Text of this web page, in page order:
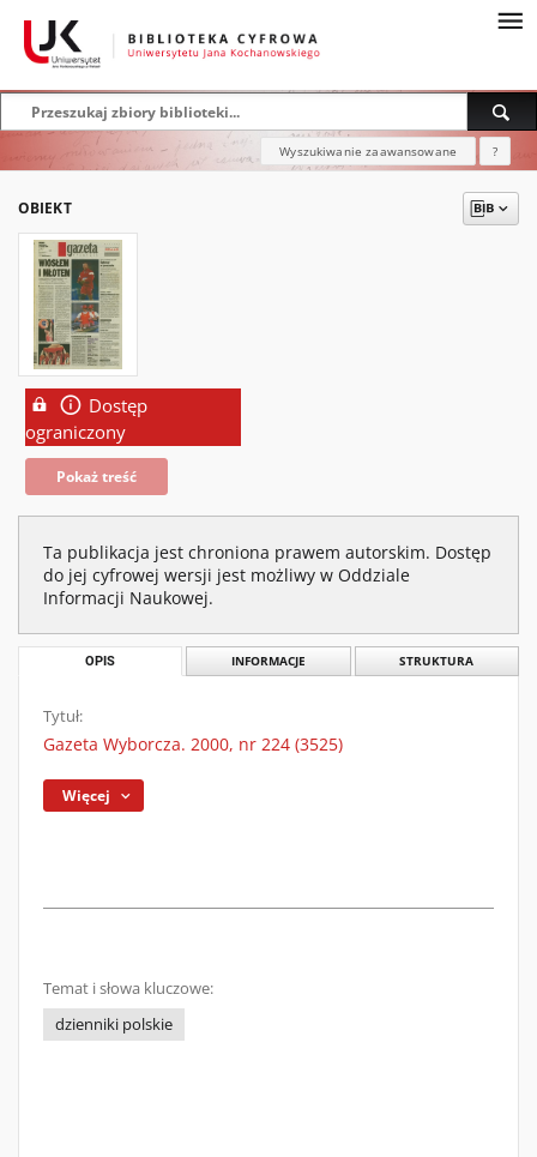
Wyszukiwanie zaawansowane ?
OBIEKT
Dostęp
ograniczony
Pokaż treść
Ta publikacja jest chroniona prawem autorskim. Dostęp
do jej cyfrowej wersji jest możliwy w Oddziale
Informacji Naukowej.
OPIS INFORMACJE STRUKTURA
Tytuł:
Gazeta Wyborcza. 2000, nr 224 (3525)
Więcej
Temat i słowa kluczowe:
dzienniki polskie